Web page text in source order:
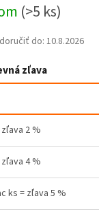
(>5 ks)
do: 10.8.2026
zľava
2 %
4 %
ks = zľava 5 %